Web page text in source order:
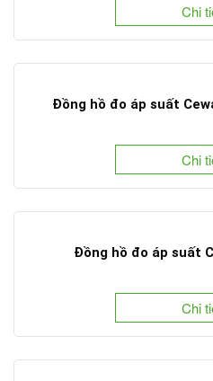
Chi
Đồng hồ đo áp suất
Chi
Đồng hồ đo áp suất
Chi